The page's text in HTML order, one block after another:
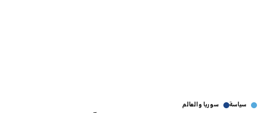
سياسة سوريا والعالم